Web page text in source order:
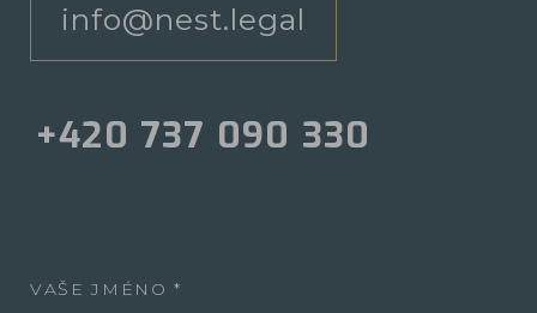
info@nest.legal
+420 737 090 330
VAŠE JMÉNO